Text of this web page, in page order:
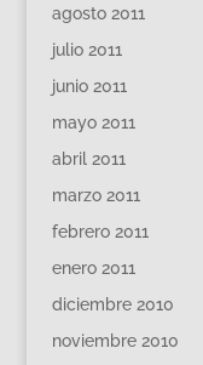
agosto 2011
julio 2011
junio 2011
mayo 2011
abril 2011
marzo 2011
febrero 2011
enero 2011
diciembre 2010
noviembre 2010